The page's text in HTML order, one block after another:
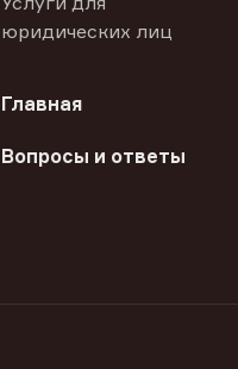
юридических лиц
Главная
Вопросы и ответы